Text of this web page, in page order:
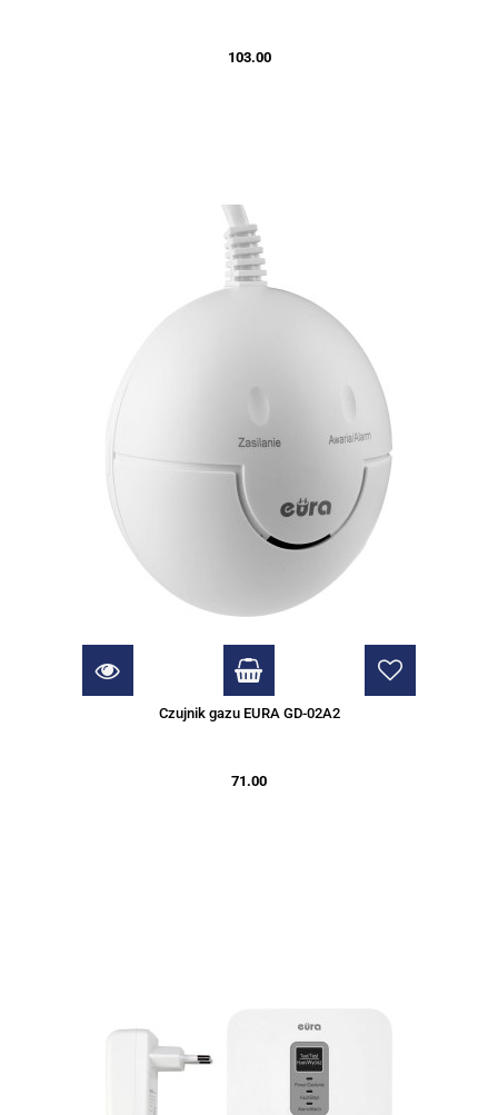
103.00
Czujnik gazu EURA GD-02A2
71.00